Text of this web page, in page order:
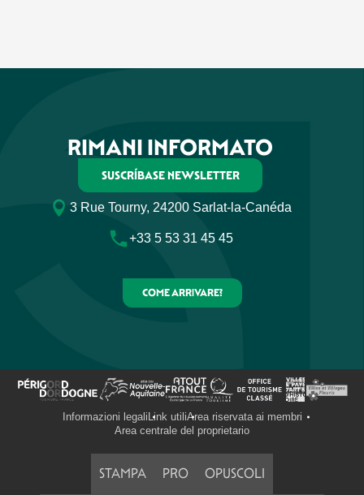
RIMANI INFORMATO
SUSCRÍBASE NEWSLETTER
3 Rue Tourny, 24200 Sarlat-la-Canéda
+33 5 53 31 45 45
COME ARRIVARE?
Informazioni legali Link utiliArea riservata ai membri
Area centrale del proprietario
STAMPA PRO OPUSCOLI